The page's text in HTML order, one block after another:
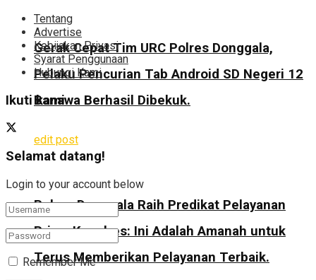
Gerak Cepat Tim URC Polres Donggala,
Pelaku Pencurian Tab Android SD Negeri 12
Banawa Berhasil Dibekuk.
edit post
Polres Donggala Raih Predikat Pelayanan
Prima Kapolres: Ini Adalah Amanah untuk
Terus Memberikan Pelayanan Terbaik.
Tentang
Advertise
Kebijakan Privasi
Syarat Penggunaan
Hubungi Kami
Ikuti kami
Selamat datang!
Login to your account below
Remember Me